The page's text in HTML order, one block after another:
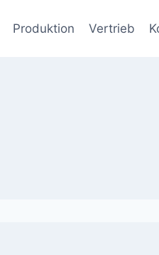
Produktion Vertrieb